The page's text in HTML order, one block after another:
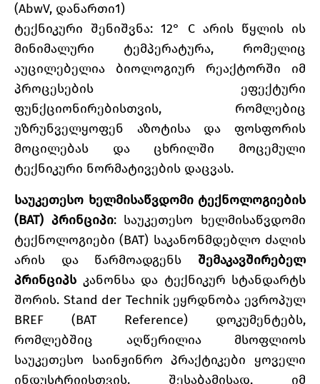
(AbwV, დანართი1)
ტექნიკური შენიშვნა: 12° C არის წყლის ის
მინიმალური ტემპერატურა, რომელიც
აუცილებელია ბიოლოგიურ რეაქტორში იმ
პროცესების ეფექტური
ფუნქციონირებისთვის, რომლებიც
უზრუნველყოფენ აზოტისა და ფოსფორის
მოცილებას და ცხრილში მოცემული
ტექნიკური ნორმატივების დაცვას.
საუკეთესო ხელმისაწვდომი ტექნოლოგიების
(BAT) პრინციპი: საუკეთესო ხელმისაწვდომი
ტექნოლოგიები (BAT) საკანონმდებლო ძალის
არის და წარმოადგენს შემაკავშირებელ
პრინციპს კანონსა და ტექნიკურ სტანდარტს
შორის. Stand der Technik ეყრდნობა ევროპულ
BREF (BAT Reference) დოკუმენტებს,
რომლებშიც აღწერილია მსოფლიოს
საუკეთესო საინჟინრო პრაქტიკები ყოველი
ინდუსტრიისთვის. შესაბამისად, იმ